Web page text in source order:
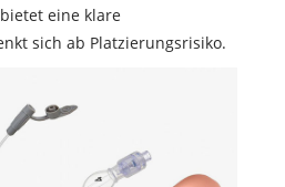
eine klare
sich ab Platzierungsrisiko.